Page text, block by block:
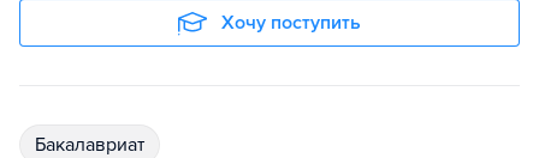
Хочу поступить
бакалавриат